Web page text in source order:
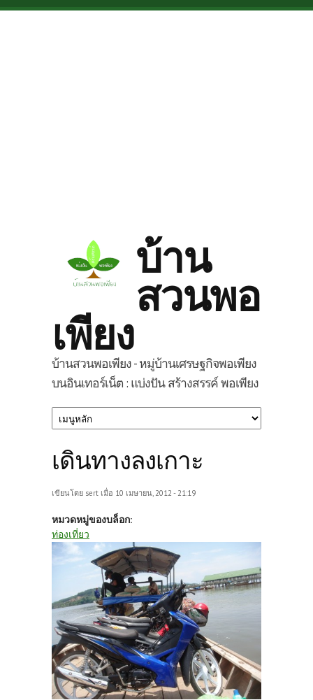
Skip to main content
บ้าน
สวนพอ
เพียง
บ้านสวนพอเพียง - หมู่บ้านเศรษฐกิจพอเพียง
บนอินเทอร์เน็ต : แบ่งปัน สร้างสรรค์ พอเพียง
เดินทางลงเกาะ
เขียนโดย sert เมื่อ 10 เมษายน, 2012 - 21:19
หมวดหมู่ของบล็อก:
ท่องเที่ยว